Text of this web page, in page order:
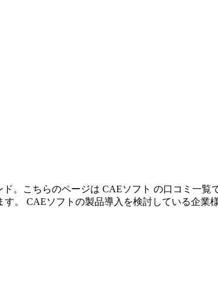
。こちらのページは CAEソフト の口コミ一
。 CAEソフトの製品導入を検討している企業